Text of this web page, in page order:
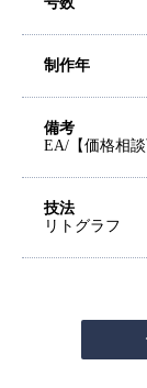
制作年
備考
EA/【価格相談
技法
リトグラフ